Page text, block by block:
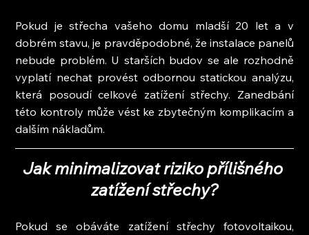
Pokud je střecha vašeho domu mladší 20 let a v
dobrém stavu, je pravděpodobné, že instalace panelů
nebude problém. U starších budov se ale rozhodně
vyplatí nechat provést odbornou statickou analýzu,
která posoudí celkové zatížení střechy. Zanedbání
této kontroly může vést ke zbytečným komplikacím a
dalším nákladům.
Jak minimalizovat riziko přílišného
zatížení střechy?
Pokud se obáváte zatížení střechy fotovoltaikou,